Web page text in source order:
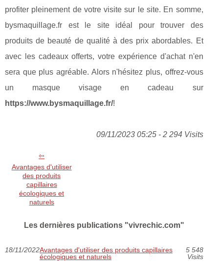
profiter pleinement de votre visite sur le site. En somme,
bysmaquillage.fr est le site idéal pour trouver des
produits de beauté de qualité à des prix abordables. Et
avec les cadeaux offerts, votre expérience d'achat n'en
sera que plus agréable. Alors n'hésitez plus, offrez-vous
un masque visage en cadeau sur
https://www.bysmaquillage.fr/!
09/11/2023 05:25 - 2 294 Visits
Avantages d'utiliser
des produits
capillaires
écologiques et
naturels
Les dernières publications "vivrechic.com"
18/11/2022Avantages d'utiliser des produits capillaires
écologiques et naturels
5 548
Visits